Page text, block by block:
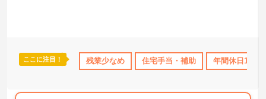
日勤のみ 年間休日110日以上 ブランクOK 資格取得サポート
ここに注目！ 残業少なめ 住宅手当・補助 年間休日110日